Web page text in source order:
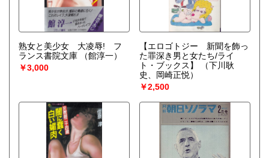
熟女と美少女 大凌辱! フ
ランス書院文庫
（館淳一）
￥3,000
【エロゴトジー 新聞を飾っ
た罪深き男と女たち/ライ
ト・ブックス】
（下川耿
史、岡崎正悦）
￥2,500